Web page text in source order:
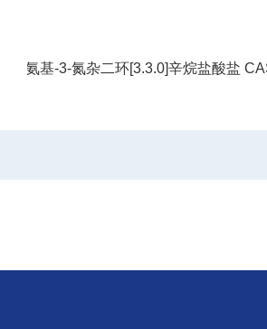
N-氨基-3-氮杂二环[3.3.0]辛烷盐酸盐